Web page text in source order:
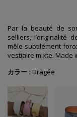
Par la beauté de
selliers, l’originalité
mêle subtilement
vestiaire mixte. Made
カラー : Dragée